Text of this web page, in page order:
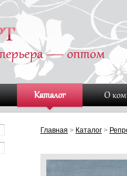
Каталог О
Главная > Каталог >